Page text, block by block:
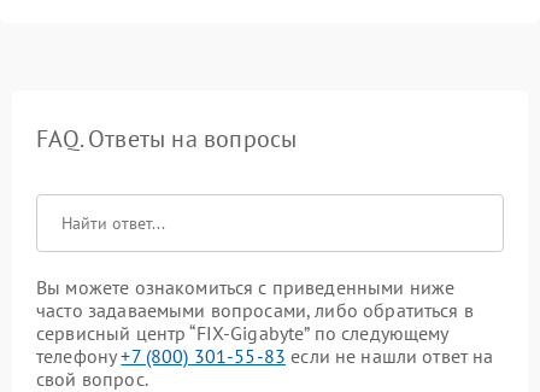
FAQ. Ответы на вопросы
Вы можете ознакомиться с приведенными ниже
часто задаваемыми вопросами, либо обратиться в
сервисный центр “FIX-Gigabyte” по следующему
телефону+7 (800) 301-55-83 если не нашли ответ на
свой вопрос.